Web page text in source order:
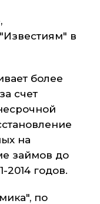
в
более
счет
на
займов до
2014 годов.
по